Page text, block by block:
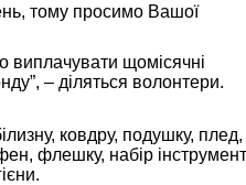
тому просимо Вашої
виплачувати щомісячні
– діляться волонтери.
ковдру, подушку, плед,
флешку, набір